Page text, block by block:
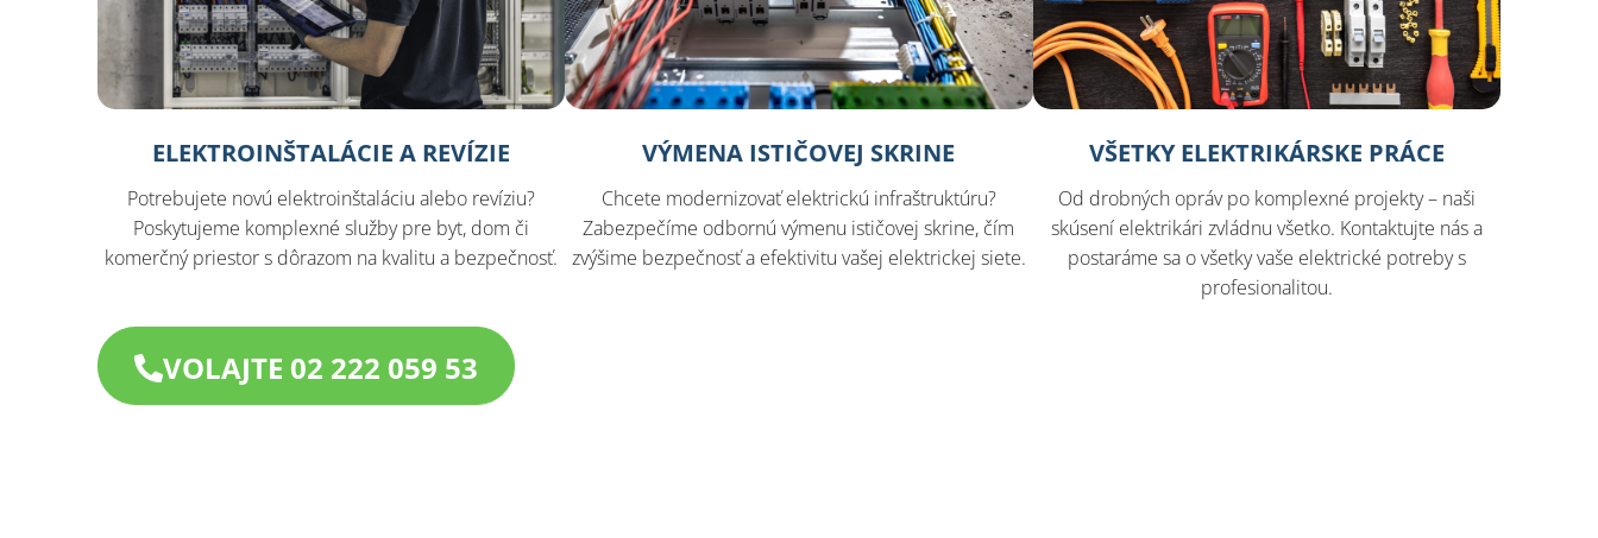
ELEKTROINŠTALÁCIE A REVÍZIE
Potrebujete novú elektroinštaláciu alebo revíziu?
Poskytujeme komplexné služby pre byt, dom či
komerčný priestor s dôrazom na kvalitu a bezpečnosť.
VÝMENA ISTIČOVEJ SKRINE
Chcete modernizovať elektrickú infraštruktúru?
Zabezpečíme odbornú výmenu ističovej skrine, čím
zvýšime bezpečnosť a efektivitu vašej elektrickej siete.
VŠETKY ELEKTRIKÁRSKE PRÁCE
Od drobných opráv po komplexné projekty – naši
skúsení elektrikári zvládnu všetko. Kontaktujte nás a
postaráme sa o všetky vaše elektrické potreby s
profesionalitou.
VOLAJTE 02 222 059 53